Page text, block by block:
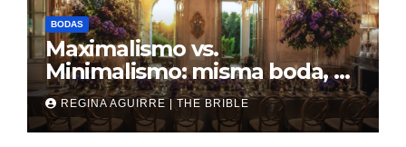
BODAS
Maximalismo vs.
Minimalismo: misma boda, al
revés
REGINA AGUIRRE | THE BRIBLE